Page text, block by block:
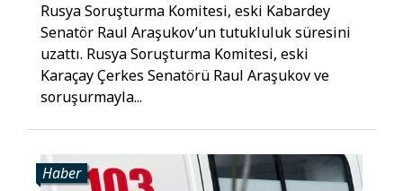
Rusya Soruşturma Komitesi, eski Kabardey
Senatör Raul Araşukov’un tutukluluk süresini
uzattı. Rusya Soruşturma Komitesi, eski
Karaçay Çerkes Senatörü Raul Araşukov ve
soruşurmayla...
Haber